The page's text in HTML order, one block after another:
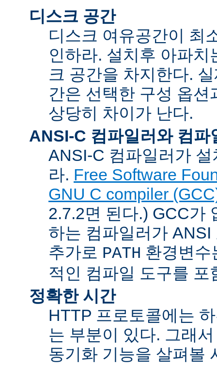
디스크 공간
디스크 여유공간이 최
인하라. 설치후 아파
크 공간을 차지한다.
간은 선택한 구성 옵
상당히 차이가 난다.
ANSI-C 컴파일러와 컴파
ANSI-C 컴파일러가
라. Free Software
GNU C compiler
2.7.2면 된다.) GCC가
하는 컴파일러가
추가로 PATH 환경변
적인 컴파일 도구를 포
정확한 시간
HTTP 프로토콜에는
는 부분이 있다. 그래
동기화 기능을 살펴볼